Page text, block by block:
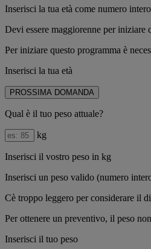
Inserisci la tua età come numero intero
Devi essere maggiorenne per iniziare
Per iniziare questo programma è
Inserisci la tua età
PROSSIMA DOMANDA
Qual è il tuo peso attuale?
kg
Inserisci il vostro peso in kg
Inserisci un peso valido (numero
Cè troppo leggero per considerare il
Per ottenere un preventivo, il peso
Inserisci il tuo peso